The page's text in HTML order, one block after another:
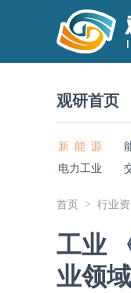
观研首页
新 能 源
电力工业
首页 行业
工业
业领